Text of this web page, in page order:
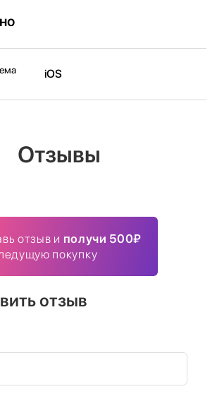
iOS
Отзывы
отзыв и получи 500₽
покупку
отзыв